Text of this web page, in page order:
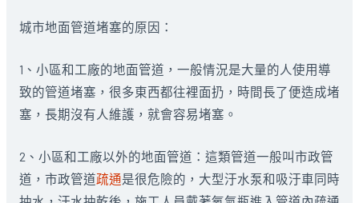
城市地面管道堵塞的原因：
1、小區和工廠的地面管道，一般情況是大量的人使用導
致的管道堵塞，很多東西都往裡面扔，時間長了便造成堵
塞，長期沒有人維護，就會容易堵塞。
2、小區和工廠以外的地面管道：這類管道一般叫市政管
道，市政管道疏通是很危險的，大型汙水泵和吸汙車同時